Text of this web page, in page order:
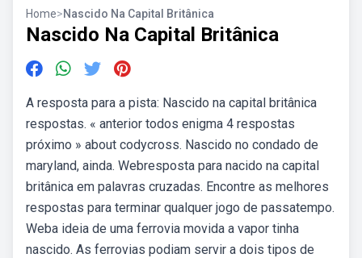
Home>Nascido Na Capital Britânica
Nascido Na Capital Britânica
A resposta para a pista: Nascido na capital britânica
respostas. « anterior todos enigma 4 respostas
próximo » about codycross. Nascido no condado de
maryland, ainda. Webresposta para nacido na capital
britânica em palavras cruzadas. Encontre as melhores
respostas para terminar qualquer jogo de passatempo.
Weba ideia de uma ferrovia movida a vapor tinha
nascido. As ferrovias podiam servir a dois tipos de